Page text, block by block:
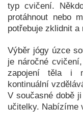
typ cvičení.
protáhnout nebo
potřebuje zklidnit a
Výběr jógy úzce
je náročné
zapojení těla i
kontinuální
V současné době
učitelky. Nabízíme